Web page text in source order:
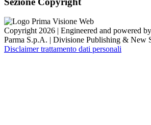
Copyright 2026 | Engineered and powered
Parma S.p.A. | Divisione Publishing & New
Disclaimer trattamento dati personali